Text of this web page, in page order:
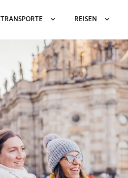
TRANSPORTE REISEN